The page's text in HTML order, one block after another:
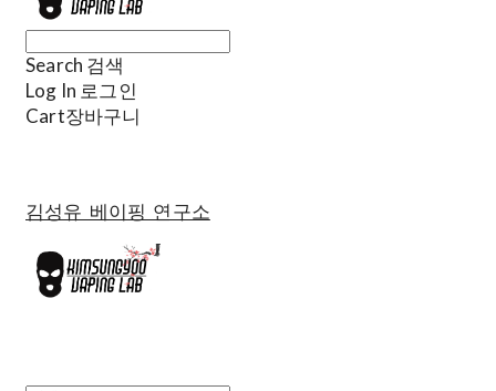
Search 검색
Log In 로그인
Cart장바구니
김성유 베이핑 연구소